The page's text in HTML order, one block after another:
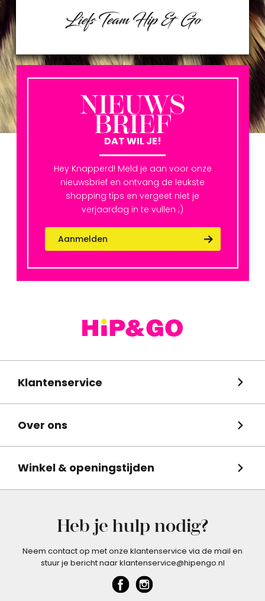
Liefs Team Hip & Go
NIEUWS
BRIEF
DAT WIL JE!
Hey Knapperd! Meld je aan voor onze
nieuwsbrief en ontvang de leukste
shopping tips en vergeet niet je
verjaardag in te vullen ;)
Aanmelden
Klantenservice
Over ons
Winkel & openingstijden
Heb je hulp nodig?
Neem contact op met onze klantenservice via de mail en
stuur je bericht naar klantenservice@hipengo.nl